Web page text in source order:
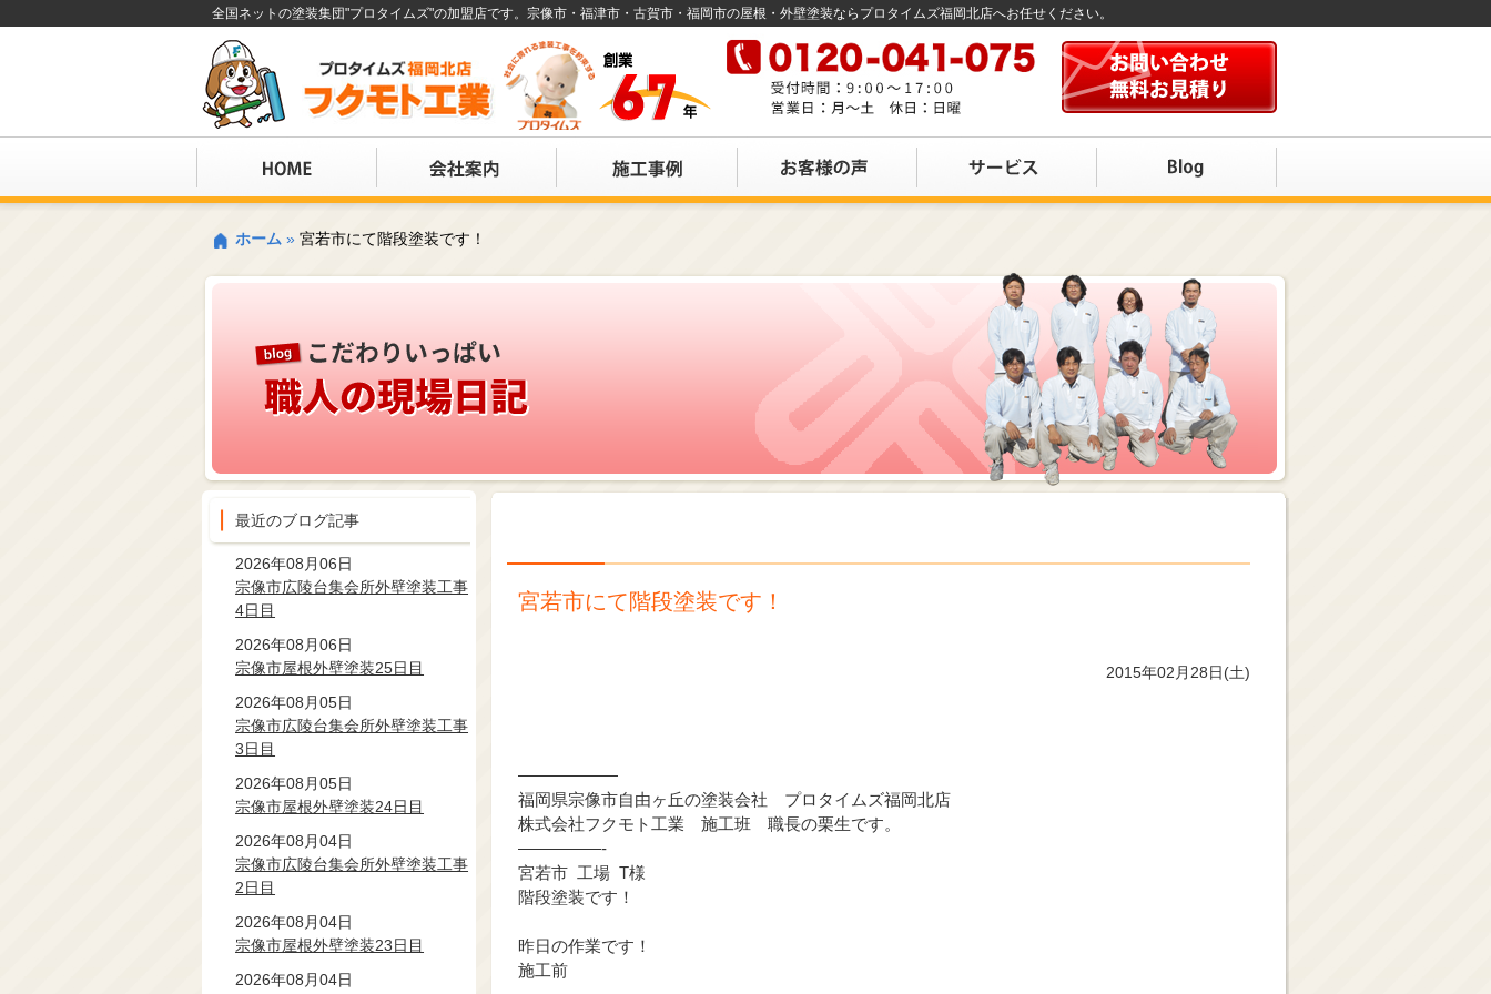
全国ネットの塗装集団"プロタイムズ"の加盟店です。宗像市・福津市・古賀市・福岡市の屋根・外壁塗装ならプロタイムズ福岡北店へお任せください。
ホーム » 宮若市にて階段塗装です！
宮若市にて階段塗装です！
2015年02月28日(土)
——————
福岡県宗像市自由ヶ丘の塗装会社 プロタイムズ福岡北店
株式会社フクモト工業 施工班 職長の栗生です。
—————-
宮若市 工場 T様
階段塗装です！
昨日の作業です！
施工前
最近のブログ記事
2026年08月06日
宗像市広陵台集会所外壁塗装工事
4日目
2026年08月06日
宗像市屋根外壁塗装25日目
2026年08月05日
宗像市広陵台集会所外壁塗装工事
3日目
2026年08月05日
宗像市屋根外壁塗装24日目
2026年08月04日
宗像市広陵台集会所外壁塗装工事
2日目
2026年08月04日
宗像市屋根外壁塗装23日目
2026年08月04日